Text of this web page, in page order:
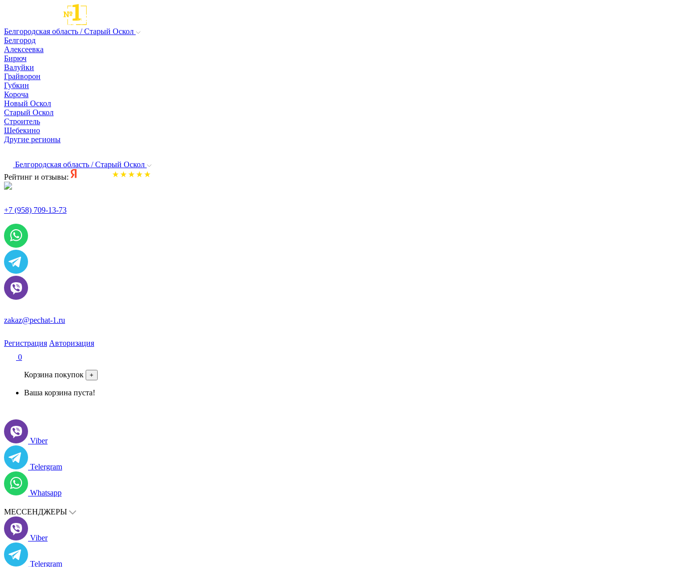
Белгородская область / Старый Оскол
Белгород
Алексеевка
Бирюч
Валуйки
Грайворон
Губкин
Короча
Новый Оскол
Старый Оскол
Строитель
Шебекино
Другие регионы
Белгородская область / Старый Оскол
Рейтинг и отзывы:
+7 (958) 709-13-73
zakaz@pechat-1.ru
Регистрация Авторизация
0
Корзина покупок +
Ваша корзина пуста!
Viber
Telergram
Whatsapp
МЕССЕНДЖЕРЫ
Viber
Telergram